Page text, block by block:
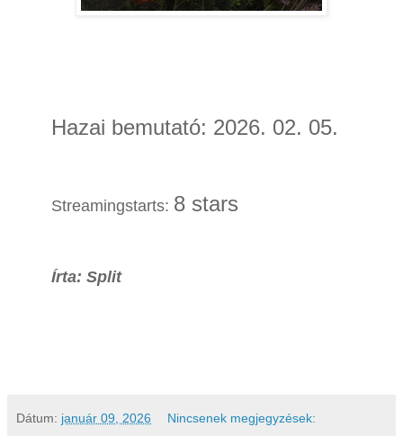
Hazai bemutató: 2026. 02. 05.
Streamingstarts: 8 stars
Írta: Split
Dátum: január 09, 2026 Nincsenek megjegyzések: